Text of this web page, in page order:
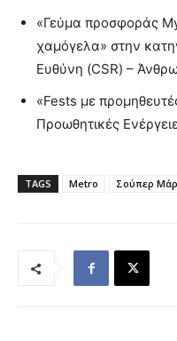
«Γεύμα προσφοράς
χαμόγελα» στην
Ευθύνη (CSR) –
«Fests με
Προωθητικές
TAGS Metro Σούπερ